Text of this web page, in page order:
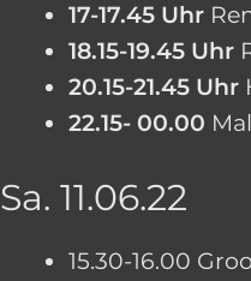
17-17.45 Uhr
18.15-19.45 Uhr
20.15-21.45 Uhr
22.15- 00.00
Sa. 11.06.22
15.30-16.00